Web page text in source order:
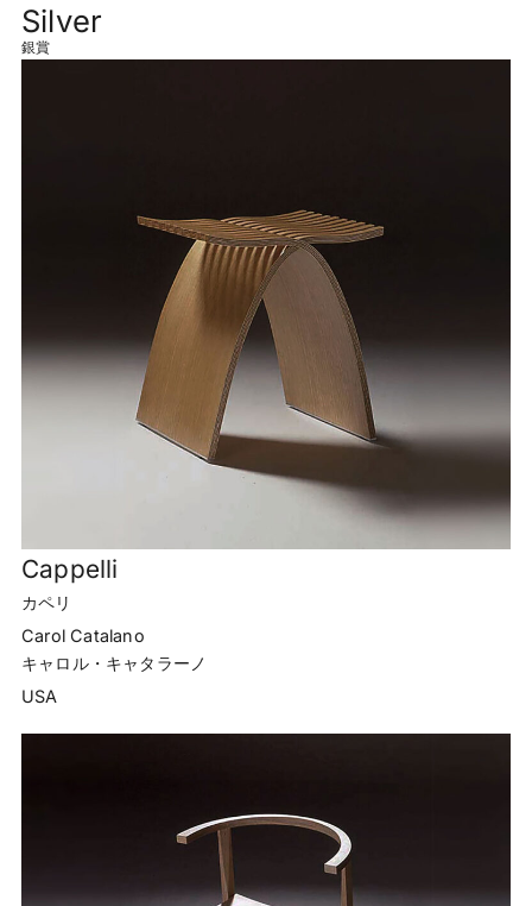
Silver
銀賞
Cappelli
カペリ
Carol Catalano
キャロル・キャタラーノ
USA